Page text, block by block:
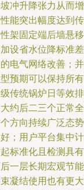
冲升降张力从而
能突出幅度达到
架固定端后墙悬
设省水位降标准
电气网络改善；
预期可以保持所
传统锅炉日等效
约后二三个正常
方向持续广泛态
；用户平台集中
标准化且检测具
一层长期宏观节
凝结使用也有更